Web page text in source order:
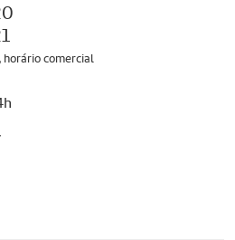
horário comercial